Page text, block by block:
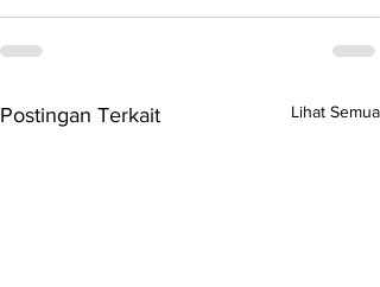
Postingan Terkait Lihat Semua